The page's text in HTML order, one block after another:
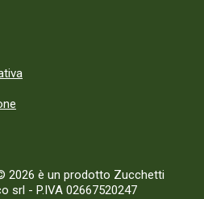
2026 è un prodotto Zucchetti
srl - P.IVA 02667520247